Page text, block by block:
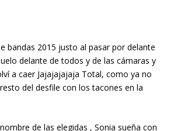
bandas 2015 justo al pasar por delante
delante de todos y de las cámaras y
a caer Jajajajajaja Total, como ya no
del desfile con los tacones en la
de las elegidas , Sonia sueña con